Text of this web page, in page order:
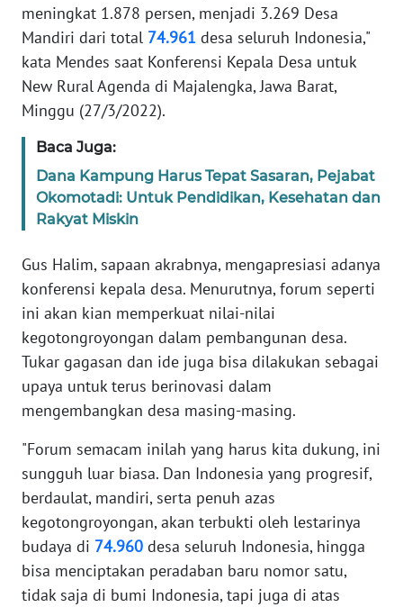
meningkat 1.878 persen, menjadi 3.269 Desa
Mandiri dari total 74.961 desa seluruh Indonesia,"
kata Mendes saat Konferensi Kepala Desa untuk
New Rural Agenda di Majalengka, Jawa Barat,
Minggu (27/3/2022).
Baca Juga:
Dana Kampung Harus Tepat Sasaran, Pejabat
Okomotadi: Untuk Pendidikan, Kesehatan dan
Rakyat Miskin
Gus Halim, sapaan akrabnya, mengapresiasi adanya
konferensi kepala desa. Menurutnya, forum seperti
ini akan kian memperkuat nilai-nilai
kegotongroyongan dalam pembangunan desa.
Tukar gagasan dan ide juga bisa dilakukan sebagai
upaya untuk terus berinovasi dalam
mengembangkan desa masing-masing.
"Forum semacam inilah yang harus kita dukung, ini
sungguh luar biasa. Dan Indonesia yang progresif,
berdaulat, mandiri, serta penuh azas
kegotongroyongan, akan terbukti oleh lestarinya
budaya di 74.960 desa seluruh Indonesia, hingga
bisa menciptakan peradaban baru nomor satu,
tidak saja di bumi Indonesia, tapi juga di atas
WN
NTB
SULTENG
WN
WN
BABEL
WN
SUMBAR
WN
SUMSEL
WN
WN
LAMPUNG
WN
JATENG